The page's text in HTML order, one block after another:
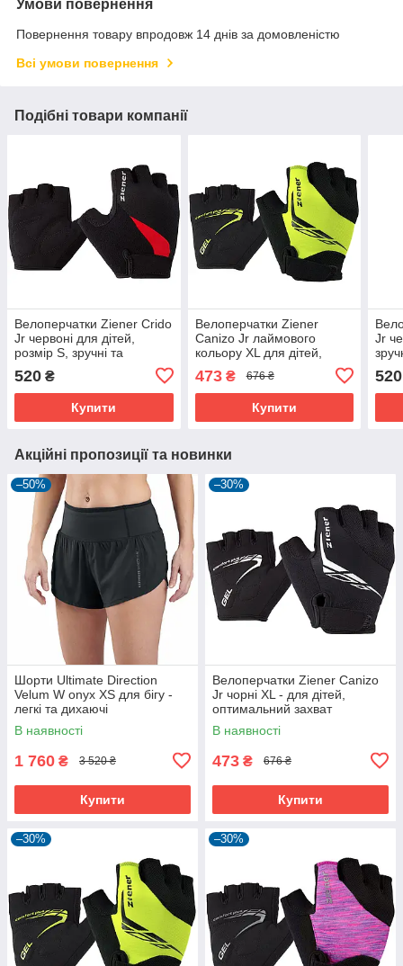
Умови повернення
Повернення товару впродовж 14 днів за домовленістю
Всі умови повернення
Подібні товари компанії
Велоперчатки Ziener Crido
Jr червоні для дітей,
розмір S, зручні та
520 ₴
Купити
Велоперчатки Ziener
Canizo Jr лаймового
кольору XL для дітей,
473₴ 676 ₴
Купити
Jr
520
Акційні пропозиції та новинки
–50%
Шорти Ultimate Direction
Velum W onyx XS для бігу -
легкі та дихаючі
В наявності
1 760 ₴ 3 520 ₴
Купити
–30%
Велоперчатки Ziener Canizo
Jr чорні XL - для дітей,
оптимальний захват
В наявності
473 ₴ 676 ₴
Купити
–30% –30%